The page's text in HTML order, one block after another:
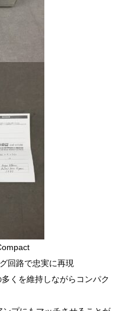
回路で忠実に再現
くを維持しながらコンパク